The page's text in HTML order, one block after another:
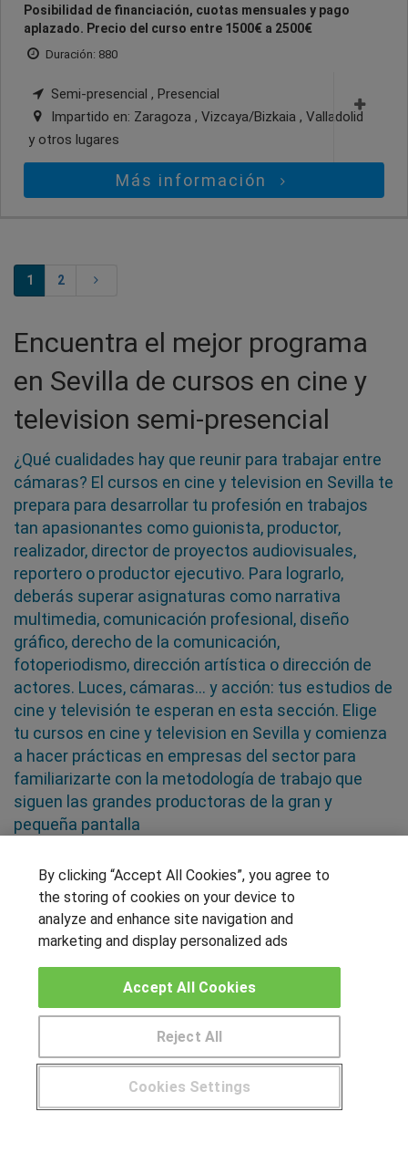
Posibilidad de financiación, cuotas mensuales y pago
aplazado. Precio del curso entre 1500€ a 2500€
Duración: 880
Semi-presencial , Presencial
Impartido en: Zaragoza , Vizcaya/Bizkaia , Valladolid
y otros lugares
Más información
1 2
Encuentra el mejor programa
en Sevilla de cursos en cine y
television semi-presencial
¿Qué cualidades hay que reunir para trabajar entre
cámaras? El cursos en cine y television en Sevilla te
prepara para desarrollar tu profesión en trabajos
tan apasionantes como guionista, productor,
realizador, director de proyectos audiovisuales,
reportero o productor ejecutivo. Para lograrlo,
deberás superar asignaturas como narrativa
multimedia, comunicación profesional, diseño
gráfico, derecho de la comunicación,
fotoperiodismo, dirección artística o dirección de
actores. Luces, cámaras... y acción: tus estudios de
cine y televisión te esperan en esta sección. Elige
tu cursos en cine y television en Sevilla y comienza
a hacer prácticas en empresas del sector para
familiarizarte con la metodología de trabajo que
siguen las grandes productoras de la gran y
pequeña pantalla
SÍGUENOS EN LAS REDES
Muro de los idiomas
Hablemos de empleo
CENTROS DE FORMACIÓN
¿Tienes alguna duda? 900 264 357
By clicking “Accept All Cookies”, you agree to
the storing of cookies on your device to
analyze and enhance site navigation and
marketing and display personalized ads
Cookies Settings
Reject All
Accept All Cookies